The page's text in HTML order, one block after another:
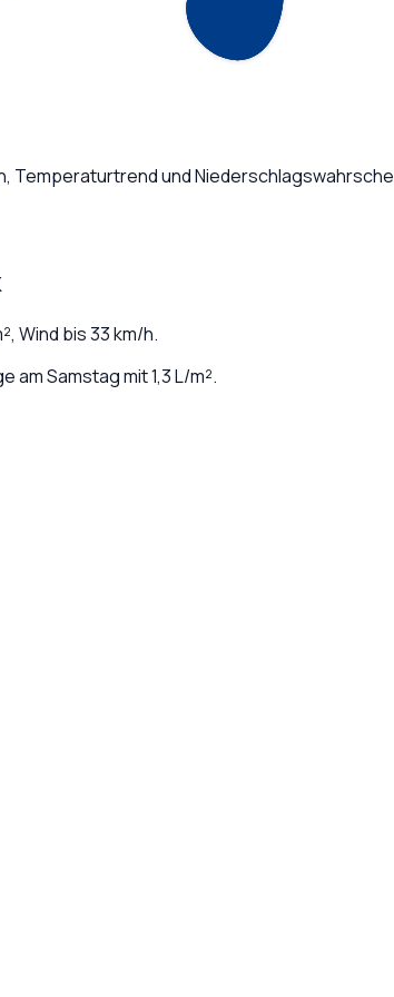
Temperaturtrend und
Wind bis33km/h.
Samstag mit 1,3 L/m².